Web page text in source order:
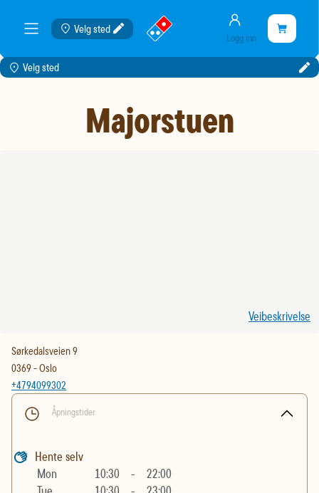
meny Velg sted
gå
til
landingssiden
Konto
Logg inn
er
tom
Velg sted
Majorstuen
Veibeskrivelse
Sørkedalsveien 9
0369-Oslo
+4794099302
Åpningstider
Hente selv
Mon
10:30 -
22:00